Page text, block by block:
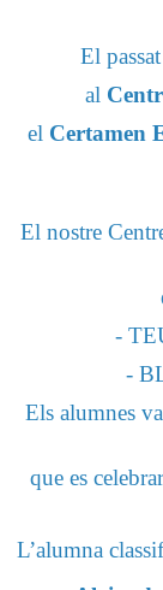
El
al
el Certamen
El nostre
-
-
Els alumnes
que es
L’alumna